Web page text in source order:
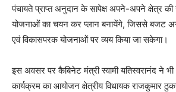
पंचायते प्राप्त अनुदान के सापेक्ष अपने-अपने क्षेत्र
योजनाओं का चयन कर प्लान बनायेंगे, जिससे बजट
एवं विकासपरक योजनाओं पर व्यय किया जा सकेगा।
इस अवसर पर कैबिनेट मंत्री स्वामी यतिस्वरानंद ने
कार्यक्रम का आयोजन क्षेत्रीय विधायक राजकुमार